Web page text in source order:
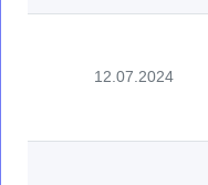
12.07.2024